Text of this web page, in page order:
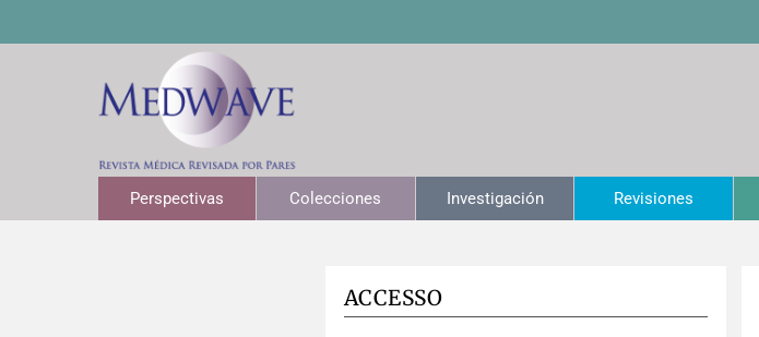
Perspectivas Colecciones Investigación Revisiones
ACCESSO